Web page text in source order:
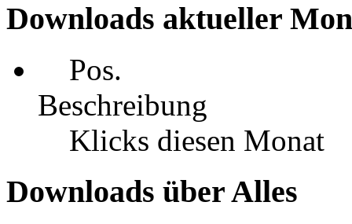
Downloads aktueller
Pos.
Beschreibung
Klicks diesen Monat
Downloads über Alles